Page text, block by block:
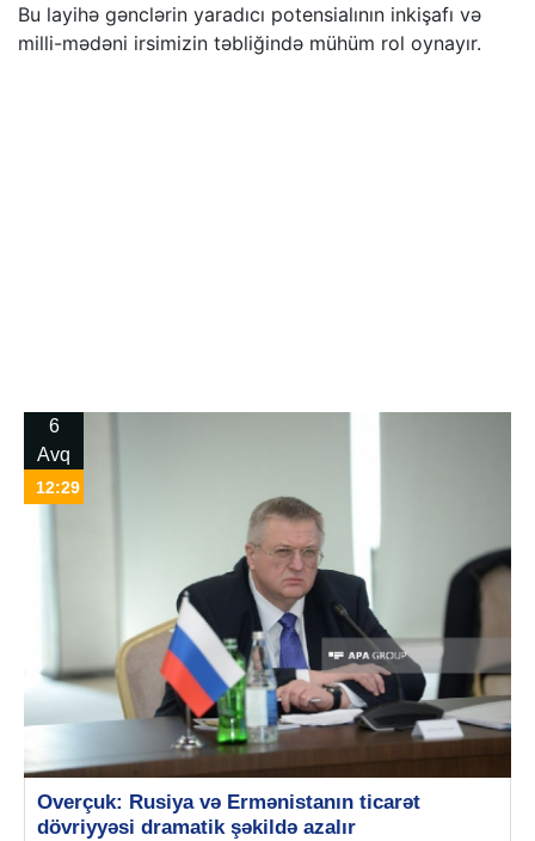
Bu layihə gənclərin yaradıcı potensialının inkişafı və
milli-mədəni irsimizin təbliğində mühüm rol oynayır.
6
Avq
12:29
Overçuk: Rusiya və Ermənistanın ticarət
dövriyyəsi dramatik şəkildə azalır